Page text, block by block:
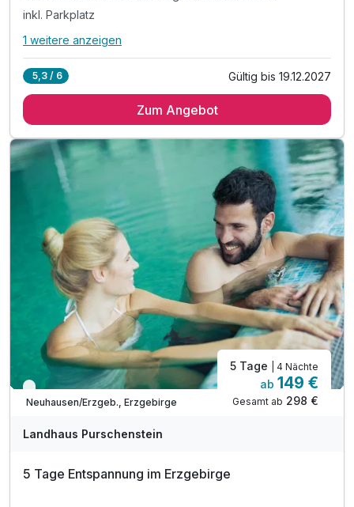
inkl. Parkplatz
Alle Inklusivleistungen
1 x Eintrittskarte Nussknackermuseum
inkl. Parkplatz
inkl. W-LAN
1 weitere anzeigen
5,3 / 6 Gültig bis 19.12.2027
Zum Angebot
Viele Termine frei
Neuhausen/Erzgeb., Erzgebirge
5 Tage | 4 Nächte
ab 149 €
Gesamt ab 298 €
Landhaus Purschenstein
5 Tage Entspannung im Erzgebirge